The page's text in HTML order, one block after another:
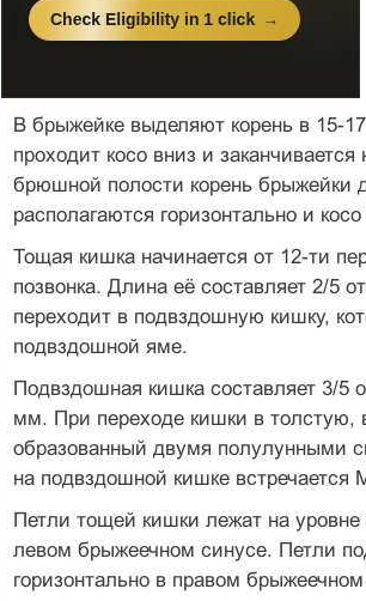
В брыжейке выделяют корень в 15-
проходит косо вниз и
брюшной полости корень брыжейки
располагаются горизонтально и
Тощая кишка начинается от 12-ти
позвонка. Длина её составляет 2/5
переходит в подвздошную кишку,
подвздошной яме.
Подвздошная кишка составляет 3/5
мм. При переходе кишки в толстую,
образованный двумя полулунными
на подвздошной кишке встречается
Петли тощей кишки лежат на
левом брыжеечном синусе. Петли
горизонтально в правом